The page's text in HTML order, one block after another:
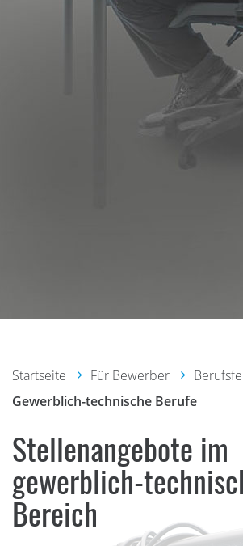
Startseite Für Bewerber
Gewerblich-technische Berufe
Stellenangebote im
gewerblich-
Bereich